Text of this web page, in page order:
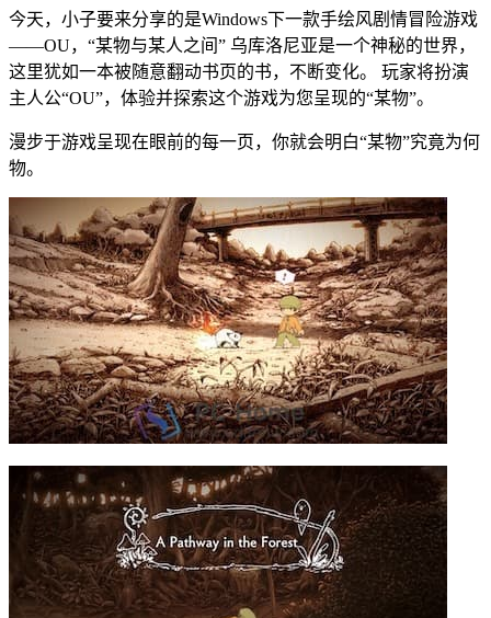
今天，小子要来分享的是Windows下一款手绘风剧情冒险游戏
——OU，“某物与某人之间” 乌库洛尼亚是一个神秘的世界，
这里犹如一本被随意翻动书页的书，不断变化。 玩家将扮演
主人公“OU”，体验并探索这个游戏为您呈现的“某物”。
漫步于游戏呈现在眼前的每一页，你就会明白“某物”究竟为何
物。